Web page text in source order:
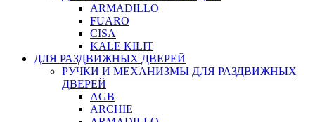
ARMADILLO
FUARO
CISA
KALE KILIT
ДЛЯ РАЗДВИЖНЫХ ДВЕРЕЙ
РУЧКИ И МЕХАНИЗМЫ ДЛЯ РАЗДВИЖНЫХ
ДВЕРЕЙ
AGB
ARCHIE